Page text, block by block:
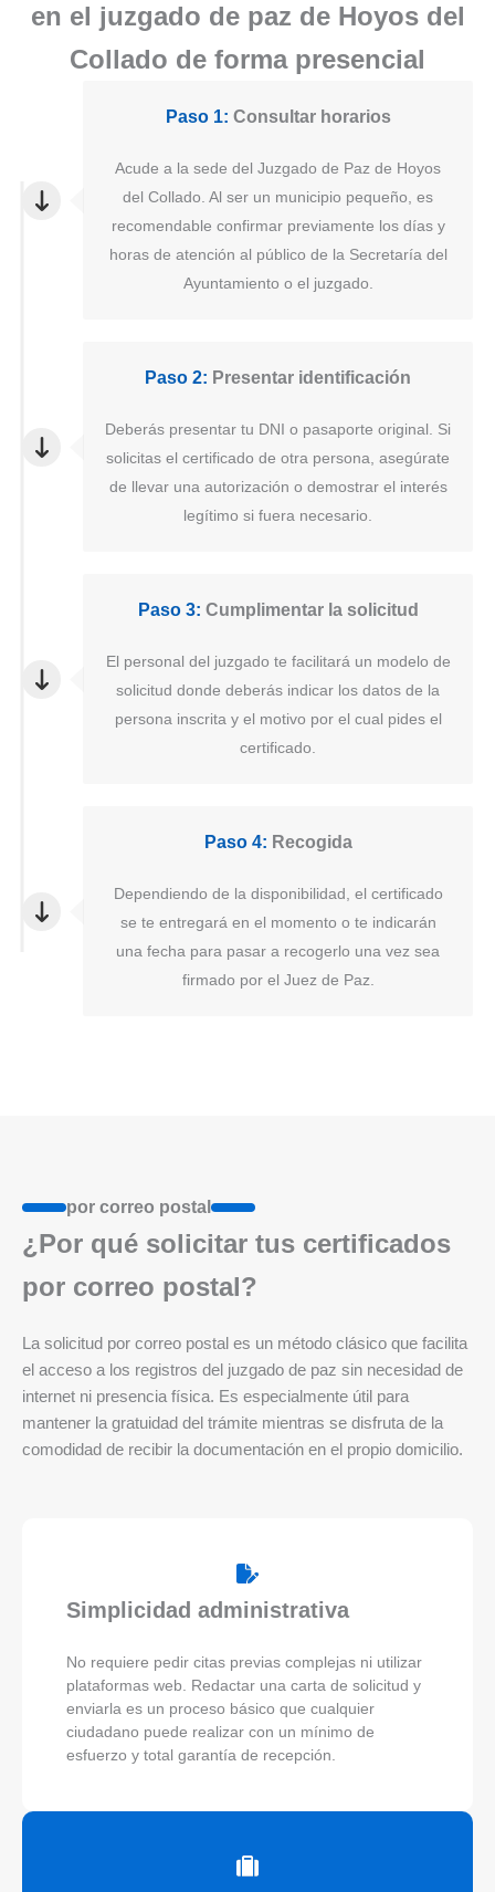
en el juzgado de paz de Hoyos del
Collado de forma presencial
Paso 1: Consultar horarios
Acude a la sede del Juzgado de Paz de Hoyos
del Collado. Al ser un municipio pequeño, es
recomendable confirmar previamente los días y
horas de atención al público de la Secretaría del
Ayuntamiento o el juzgado.
Paso 2: Presentar identificación
Deberás presentar tu DNI o pasaporte original. Si
solicitas el certificado de otra persona, asegúrate
de llevar una autorización o demostrar el interés
legítimo si fuera necesario.
Paso 3: Cumplimentar la solicitud
El personal del juzgado te facilitará un modelo de
solicitud donde deberás indicar los datos de la
persona inscrita y el motivo por el cual pides el
certificado.
Paso 4: Recogida
Dependiendo de la disponibilidad, el certificado
se te entregará en el momento o te indicarán
una fecha para pasar a recogerlo una vez sea
firmado por el Juez de Paz.
por correo postal
¿Por qué solicitar tus certificados
por correo postal?
La solicitud por correo postal es un método clásico que facilita
el acceso a los registros del juzgado de paz sin necesidad de
internet ni presencia física. Es especialmente útil para
mantener la gratuidad del trámite mientras se disfruta de la
comodidad de recibir la documentación en el propio domicilio.
Simplicidad administrativa
No requiere pedir citas previas complejas ni utilizar
plataformas web. Redactar una carta de solicitud y
enviarla es un proceso básico que cualquier
ciudadano puede realizar con un mínimo de
esfuerzo y total garantía de recepción.